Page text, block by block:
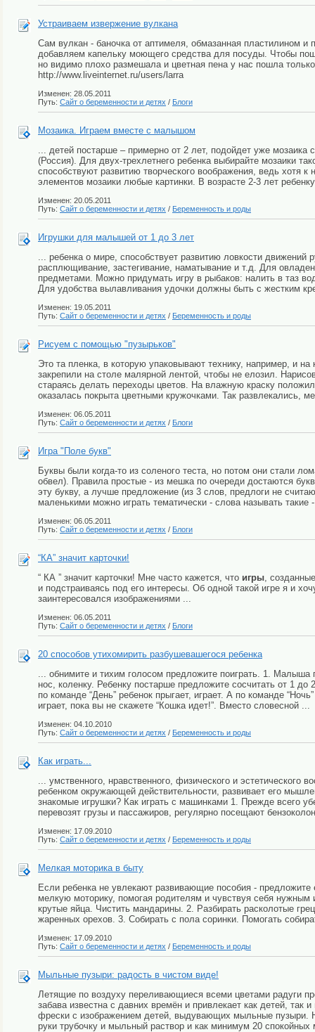
Устраиваем извержение вулкана
Сам вулкан - баночка от аптимеля, обмазанная пластилином
добавляем капельку моющего средства для посуды. Чтобы
но видимо плохо размешала и цветная пена у нас пошла
http://www.liveinternet.ru/users/larra
Изменен: 28.05.2011
Путь: Сайт о беременности и детях / Блоги
Мозаика. Играем вместе с малышом
... детей постарше – примерно от 2 лет, подойдет уже
(Россия). Для двух-трехлетнего ребенка выбирайте мозаики
способствуют развитию творческого воображения, ведь хотя
элементов мозаики любые картинки. В возрасте 2-3 лет
Изменен: 20.05.2011
Путь: Сайт о беременности и детях / Беременность и роды
Игрушки для малышей от 1 до 3 лет
... ребенка о мире, способствует развитию ловкости
расплющивание, застегивание, наматывание и т.д. Для
предметами. Можно придумать игру в рыбаков: налить в таз
Для удобства вылавливания удочки должны быть с жестким
Изменен: 19.05.2011
Путь: Сайт о беременности и детях / Беременность и роды
Рисуем с помощью "пузырьков"
Это та пленка, в которую упаковывают технику, например, и
закрепили на столе малярной лентой, чтобы не елозил.
стараясь делать переходы цветов. На влажную краску
оказалась покрыта цветными кружочками. Так развлекались,
Изменен: 06.05.2011
Путь: Сайт о беременности и детях / Блоги
Игра "Поле букв"
Буквы были когда-то из соленого теста, но потом они стали
обвел). Правила простые - из мешка по очереди достаются
эту букву, а лучше предложение (из 3 слов, предлоги не
маленькими можно играть тематически - слова называть
Изменен: 06.05.2011
Путь: Сайт о беременности и детях / Блоги
“КА” значит карточки!
“ КА ” значит карточки! Мне часто кажется, что игры ,
и подстраиваясь под его интересы. Об одной такой игре я и
заинтересовался изображениями ...
Изменен: 06.05.2011
Путь: Сайт о беременности и детях / Блоги
20 способов утихомирить разбушевашегося ребенка
... обнимите и тихим голосом предложите поиграть. 1. Малыша
нос, коленку. Ребенку постарше предложите сосчитать от 1
по команде “День” ребенок прыгает, играет. А по команде
играет, пока вы не скажете “Кошка идет!”. Вместо словесной ...
Изменен: 04.10.2010
Путь: Сайт о беременности и детях / Беременность и роды
Как играть...
... умственного, нравственного, физического и
ребенком окружающей действительности, развивает его
знакомые игрушки? Как играть с машинками 1. Прежде всего
перевозят грузы и пассажиров, регулярно посещают
Изменен: 17.09.2010
Путь: Сайт о беременности и детях / Беременность и роды
Мелкая моторика в быту
Если ребенка не увлекают развивающие пособия -
мелкую моторику, помогая родителям и чувствуя себя
крутые яйца. Чистить мандарины. 2. Разбирать расколотые
жаренных орехов. 3. Собирать с пола соринки. Помогать
Изменен: 17.09.2010
Путь: Сайт о беременности и детях / Беременность и роды
Мыльные пузыри: радость в чистом виде!
Летящие по воздуху переливающиеся всеми цветами радуги
забава известна с давних времён и привлекает как детей,
фрески с изображением детей, выдувающих мыльные пузыри.
руки трубочку и мыльный раствор и как минимум 20 спокойных